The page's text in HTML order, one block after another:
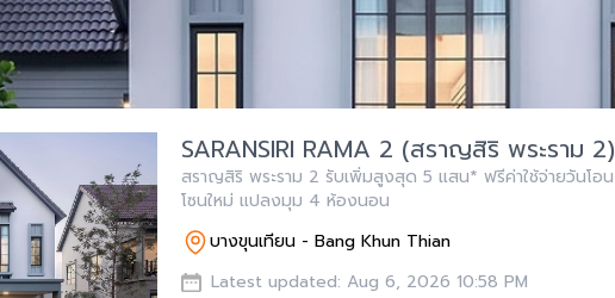
SARANSIRI RAMA 2 (สราญสิริ พระราม 2)
สราญสิริ พระราม 2 รับเพิ่มสูงสุด 5 แสน* ฟรีค่าใช้จ่ายวันโอน* เปิด
โซนใหม่ แปลงมุม 4 ห้องนอน
บางขุนเทียน - Bang Khun Thian
Latest updated: Aug 6, 2026 10:58 PM